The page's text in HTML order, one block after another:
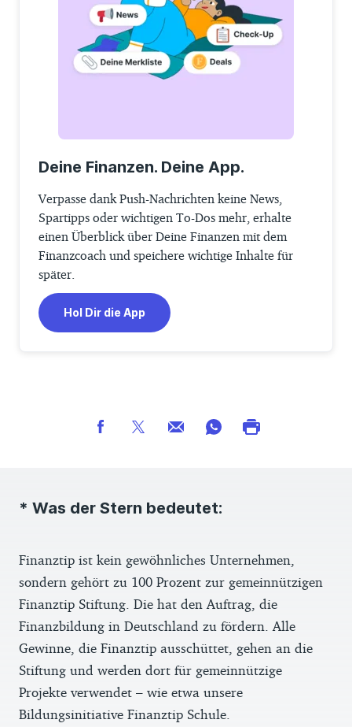
Deine Finanzen. Deine App.
Verpasse dank Push-Nachrichten keine News,
Spartipps oder wichtigen To-Dos mehr, erhalte
einen Überblick über Deine Finanzen mit dem
Finanzcoach und speichere wichtige Inhalte für
später.
Hol Dir die App
* Was der Stern bedeutet:
Finanztip ist kein gewöhnliches Unternehmen,
sondern gehört zu 100 Prozent zur gemeinnützigen
Finanztip Stiftung. Die hat den Auftrag, die
Finanzbildung in Deutschland zu fördern. Alle
Gewinne, die Finanztip ausschüttet, gehen an die
Stiftung und werden dort für gemeinnützige
Projekte verwendet – wie etwa unsere
Bildungsinitiative Finanztip Schule.